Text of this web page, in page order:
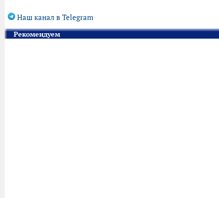
Наш канал в Telegram
Рекомендуем